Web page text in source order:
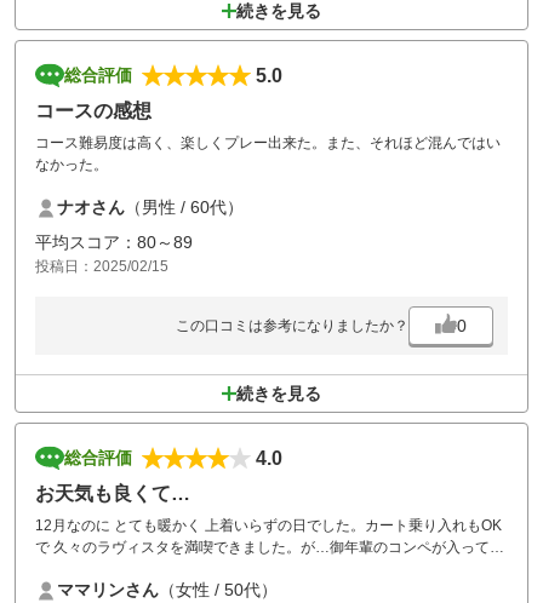
続きを見る
総合評価
5.0
コースの感想
コース難易度は高く、楽しくプレー出来た。また、それほど混んではい
なかった。
ナオさん （男性 / 60代）
平均スコア：80～89
投稿日：2025/02/15
この口コミは参考になりましたか？ 0
続きを見る
総合評価
4.0
お天気も良くて…
12月なのに とても暖かく 上着いらずの日でした。カート乗り入れもOK
で 久々のラヴィスタを満喫できました。が…御年輩のコンペが入ってい
ホール目が詰まっているので スタート時間の5分前くらいでいいです
ママリンさん （女性 / 50代）